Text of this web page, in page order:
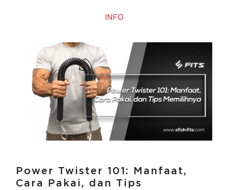
INFO
Power Twister 101: Manfaat,
Cara Pakai, dan Tips